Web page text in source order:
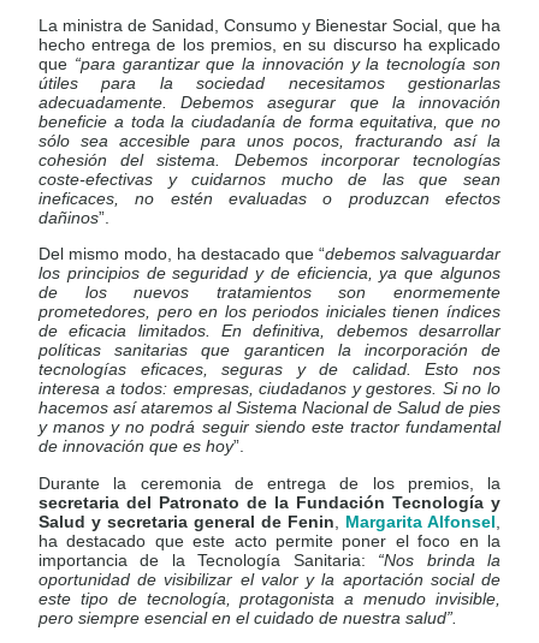
La ministra de Sanidad, Consumo y Bienestar Social, que ha
hecho entrega de los premios, en su discurso ha explicado
que “para garantizar que la innovación y la tecnología son
útiles para la sociedad necesitamos gestionarlas
adecuadamente. Debemos asegurar que la innovación
beneficie a toda la ciudadanía de forma equitativa, que no
sólo sea accesible para unos pocos, fracturando así la
cohesión del sistema. Debemos incorporar tecnologías
coste-efectivas y cuidarnos mucho de las que sean
ineficaces, no estén evaluadas o produzcan efectos
dañinos”.
Del mismo modo, ha destacado que “debemos salvaguardar
los principios de seguridad y de eficiencia, ya que algunos
de los nuevos tratamientos son enormemente
prometedores, pero en los periodos iniciales tienen índices
de eficacia limitados. En definitiva, debemos desarrollar
políticas sanitarias que garanticen la incorporación de
tecnologías eficaces, seguras y de calidad. Esto nos
interesa a todos: empresas, ciudadanos y gestores. Si no lo
hacemos así ataremos al Sistema Nacional de Salud de pies
y manos y no podrá seguir siendo este tractor fundamental
de innovación que es hoy”.
Durante la ceremonia de entrega de los premios, la
secretaria del Patronato de la Fundación Tecnología y
Salud y secretaria general de Fenin
Margarita Alfonsel
ha destacado que este acto permite poner el foco en la
importancia de la Tecnología Sanitaria: “Nos brinda la
oportunidad de visibilizar el valor y la aportación social de
este tipo de tecnología, protagonista a menudo invisible,
pero siempre esencial en el cuidado de nuestra salud”.